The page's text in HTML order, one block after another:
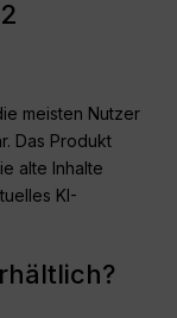
meisten Nutzer
Das Produkt
alte Inhalte
KI-